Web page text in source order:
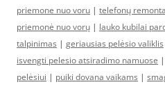
priemone nuo voru | telefonų
priemonė nuo vorų | lauko kubilai
talpinimas | geriausias pelėsio valiklis
isvengti pelesio atsiradimo namuose |
pelėsiui | puiki dovana vaikams |